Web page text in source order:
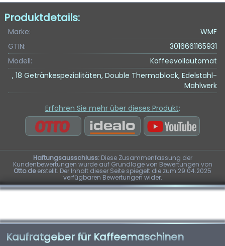
Produktdetails:
Marke:
WMF
GTIN:
3016661165931
Modell:
Kaffeevollautomat
, 18 Getränkespezialitäten, Double Thermoblock, Edelstahl-
Mahlwerk
Erfahren Sie mehr über dieses Produkt:
Haftungsausschluss:Diese Zusammenfassung der
Kundenbewertungen wurde auf Grundlage von Bewertungen von
Otto.deerstellt. Der Inhalt dieser Seite spiegelt die zum 29.04.2025
verfügbaren Bewertungen wider.
Kaufratgeber für Kaffeemaschinen